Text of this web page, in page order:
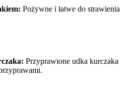
Pożywne i łatwe do strawienia
Przyprawione udka kurczaka